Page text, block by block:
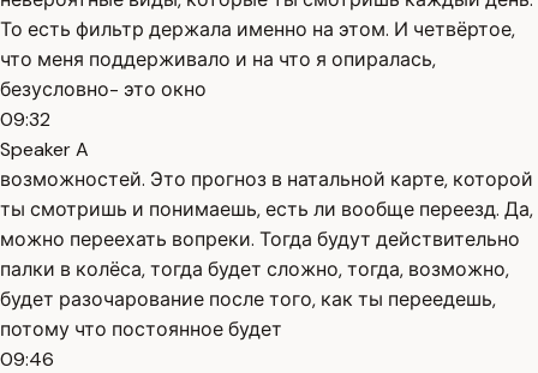
То есть фильтр держала именно на этом. И четвёртое,
что меня поддерживало и на что я опиралась,
безусловно- это окно
09:32
Speaker A
возможностей. Это прогноз в натальной карте, которой
ты смотришь и понимаешь, есть ли вообще переезд. Да,
можно переехать вопреки. Тогда будут действительно
палки в колёса, тогда будет сложно, тогда, возможно,
будет разочарование после того, как ты переедешь,
потому что постоянное будет
09:46